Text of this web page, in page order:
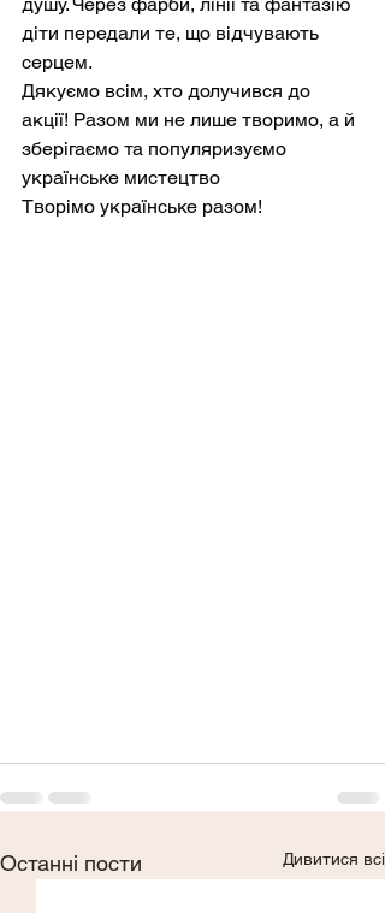
діти передали те, що відчувають
серцем.
Дякуємо всім, хто долучився до
акції! Разом ми не лише творимо, а й
зберігаємо та популяризуємо
українське мистецтво
Творімо українське разом!
Останні пости Дивитися всі